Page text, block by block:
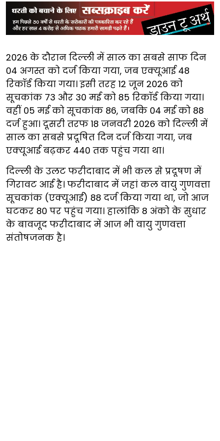
2026 के दौरान दिल्ली में साल का सबसे साफ दिन
04 अगस्त को दर्ज किया गया, जब एक्यूआई 48
रिकॉर्ड किया गया। इसी तरह 12 जून 2026 को
सूचकांक 73 और 30 मई को 85 रिकॉर्ड किया गया।
वहीं 05 मई को सूचकांक 86, जबकि 04 मई को 88
दर्ज हुआ। दूसरी तरफ 18 जनवरी 2026 को दिल्ली में
साल का सबसे प्रदूषित दिन दर्ज किया गया, जब
एक्यूआई बढ़कर 440 तक पहुंच गया था।
दिल्ली के उलट फरीदाबाद में भी कल से प्रदूषण में
गिरावट आई है। फरीदाबाद में जहां कल वायु गुणवत्ता
सूचकांक (एक्यूआई) 88 दर्ज किया गया था, जो आज
घटकर 80 पर पहुंच गया। हालांकि 8 अंको के सुधार
के बावजूद फरीदाबाद में आज भी वायु गुणवत्ता
संतोषजनक है।